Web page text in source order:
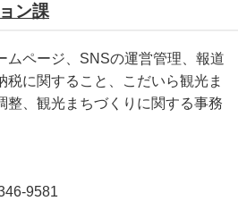
ン課
ムページ、SNSの運営管理、報道
税に関すること、こだいら観光ま
整、観光まちづくりに関する事務
9581